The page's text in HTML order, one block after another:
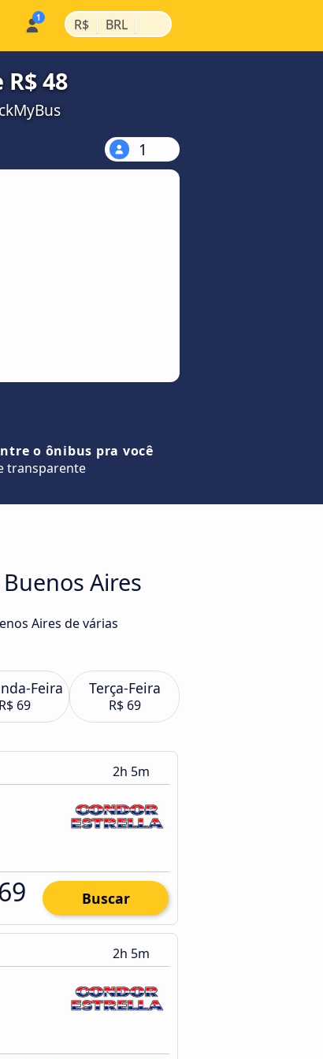
R$ | BRL |
48
1
o ônibus pra você
transparente
Aires
Aires de várias
Feira
R$ 69
Terça-Feira
R$ 69
2h 5m
Buscar
2h 5m